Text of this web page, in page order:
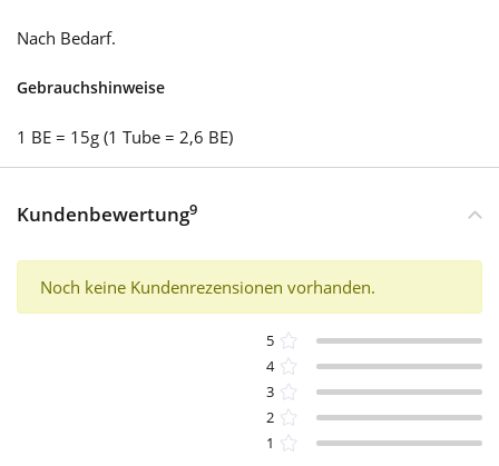
Nach Bedarf.
Gebrauchshinweise
1 BE = 15g (1 Tube = 2,6 BE)
Kundenbewertung9
Noch keine Kundenrezensionen vorhanden.
5
4
3
2
1